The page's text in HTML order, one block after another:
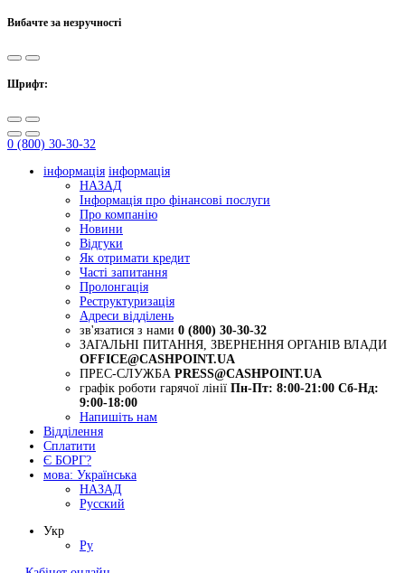
Вибачте за незручності
Шрифт:
0 (800) 30-30-32
інформація інформація
НАЗАД
Інформація про фінансові послуги
Про компанію
Новини
Відгуки
Як отримати кредит
Часті запитання
Пролонгація
Реструктуризація
Адреси відділень
зв'язатися з нами 0 (800) 30-30-32
ЗАГАЛЬНІ ПИТАННЯ, ЗВЕРНЕННЯ ОРГАНІВ ВЛАДИ
OFFICE@CASHPOINT.UA
ПРЕС-СЛУЖБА PRESS@CASHPOINT.UA
графік роботи гарячої лінії Пн-Пт: 8:00-21:00 Сб-Нд:
9:00-18:00
Напишіть нам
Відділення
Сплатити
Є БОРГ?
мова: Українська
НАЗАД
Русский
Укр
Ру